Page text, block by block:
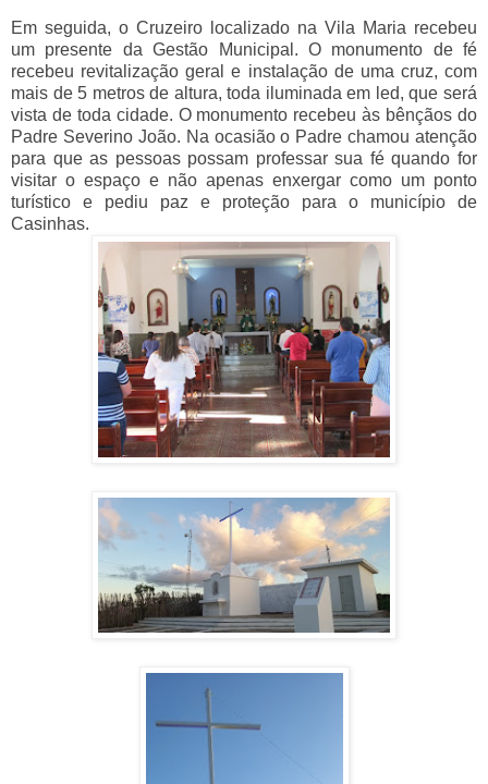
Em seguida, o Cruzeiro localizado na Vila Maria recebeu
um presente da Gestão Municipal. O monumento de fé
recebeu revitalização geral e instalação de uma cruz, com
mais de 5 metros de altura, toda iluminada em led, que será
vista de toda cidade. O monumento recebeu às bênçãos do
Padre Severino João. Na ocasião o Padre chamou atenção
para que as pessoas possam professar sua fé quando for
visitar o espaço e não apenas enxergar como um ponto
turístico e pediu paz e proteção para o município de
Casinhas.